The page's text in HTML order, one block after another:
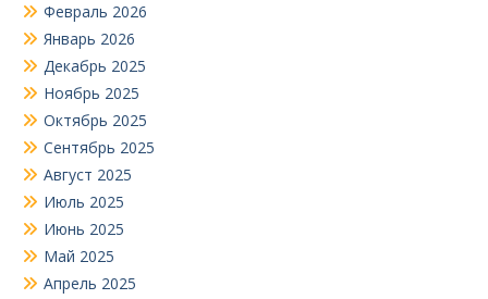
Февраль 2026
Январь 2026
Декабрь 2025
Ноябрь 2025
Октябрь 2025
Сентябрь 2025
Август 2025
Июль 2025
Июнь 2025
Май 2025
Апрель 2025